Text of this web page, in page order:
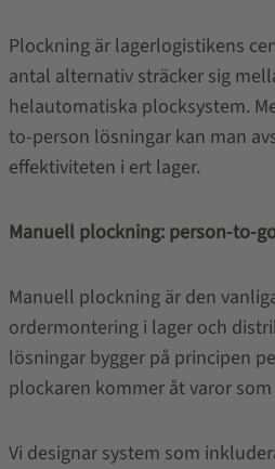
Plockning är lagerlogistikens
antal alternativ sträcker sig
helautomatiska plocksystem.
to-person lösningar kan man
effektiviteten i ert lager.
Manuell plockning: person-to-
Manuell plockning är den
ordermontering i lager och
lösningar bygger på principen
plockaren kommer åt varor
Vi designar system som